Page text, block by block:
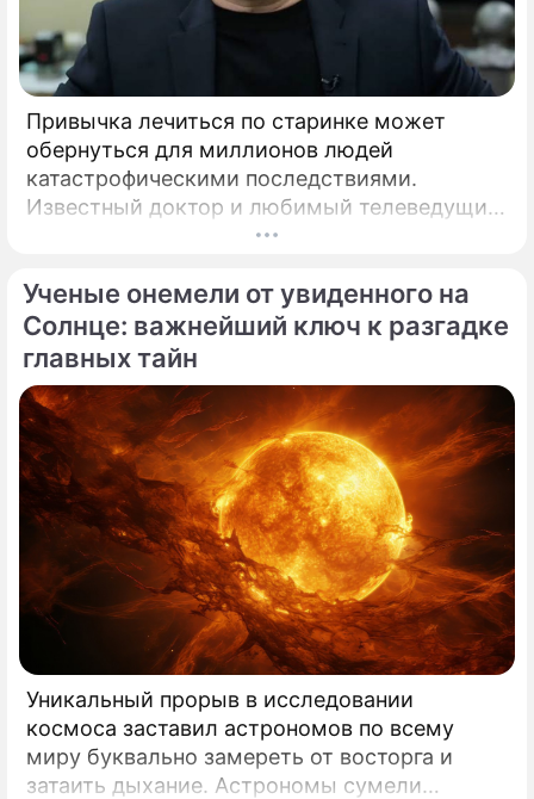
Привычка лечиться по старинке может
обернуться для миллионов людей
катастрофическими последствиями.
Известный доктор и любимый телеведущий
миллионов Александр Мясников обратил
мировой медицине, который буквально
перечеркнул все наши прошлые
представления о здоровье.
Ученые онемели от увиденного на
Солнце: важнейший ключ к разгадке
главных тайн
Уникальный прорыв в исследовании
космоса заставил астрономов по всему
миру буквально замереть от восторга и
затаить дыхание. Астрономы сумели